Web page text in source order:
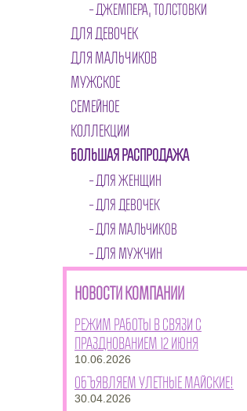
ДЖЕМПЕРА, ТОЛСТОВКИ
ДЛЯ ДЕВОЧЕК
ДЛЯ МАЛЬЧИКОВ
МУЖСКОЕ
СЕМЕЙНОЕ
КОЛЛЕКЦИИ
БОЛЬШАЯ РАСПРОДАЖА
ДЛЯ ЖЕНЩИН
ДЛЯ ДЕВОЧЕК
ДЛЯ МАЛЬЧИКОВ
ДЛЯ МУЖЧИН
НОВОСТИ КОМПАНИИ
Режим работы в связи с
празднованием 12 июня
10.06.2026
Объявляем улетные майские!
30.04.2026